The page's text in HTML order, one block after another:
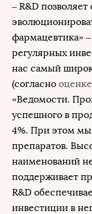
– R&D
фармацевтика»
регулярных
нас самый
(согласно оценке
«Ведомости.
успешного в
4%. При этом
препаратов.
наименований
поддерживает
R&D
инвестиции в